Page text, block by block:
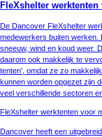
FleXshelter
De Dancover FleXshelter
medewerkers buiten werken.
sneeuw, wind en koud weer.
daarom ook makkelijk te
tenten', omdat ze zo
kunnen worden opgezet zijn
veel verschillende sectoren
FleXshelter werktenten voor
Dancover heeft een